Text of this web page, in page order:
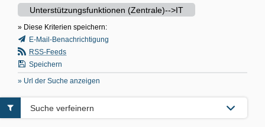
Unterstützungsfunktionen (Zentrale)-->IT
» Diese Kriterien speichern:
E-Mail-Benachrichtigung
RSS-Feeds
Speichern
» Url der Suche anzeigen
Suche verfeinern